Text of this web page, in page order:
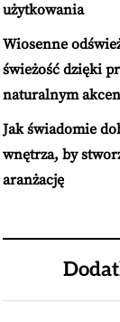
użytkowania
Wiosenne
świeżość dzięki
naturalnym
Jak świadomie
wnętrza, by
aranżację